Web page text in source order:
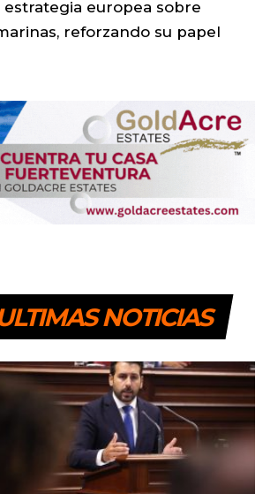
europea sobre
reforzando su papel
NOTICIAS